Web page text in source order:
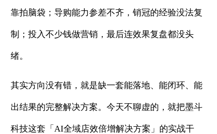
靠拍脑袋；导购能力参差不齐，销冠的经验没法复
制；投入不少钱做营销，最后连效果复盘都没头
绪。
其实方向没有错，就是缺一套能落地、能闭环、能
出结果的完整解决方案。今天不聊虚的，就把墨斗
科技这套「AI全域店效倍增解决方案」的实战干